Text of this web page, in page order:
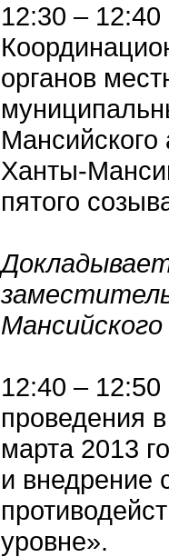
12:30 –
органов
Ханты-
пятого
12:40 –
проведения
марта 2013
и внедрение
уровне».